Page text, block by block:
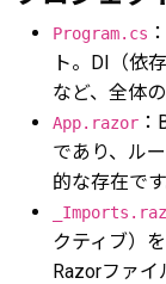
Program.cs
ト。DI（依
など、全体
App.razor
であり、ル
的な存在です
クティブ）
Razorファイ